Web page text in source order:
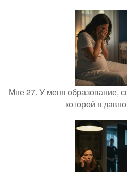
Мне 27. У меня образование,
которой я